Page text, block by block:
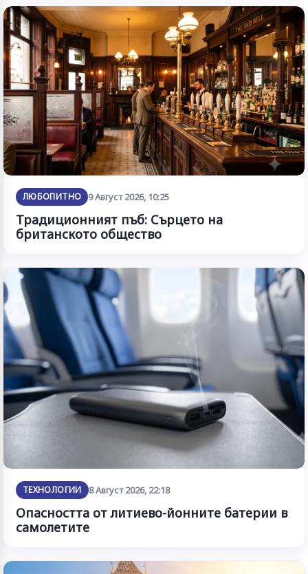
ЛЮБОПИТНО 9 Август 2026, 10:25
Традиционният пъб: Сърцето на
британското общество
ТЕХНОЛОГИИ 8 Август 2026, 22:18
Опасността от литиево-йонните батерии в
самолетите